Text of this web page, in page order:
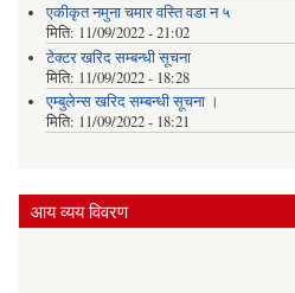
एकीकृत नमुना चमार वस्ति वडा न ५
मिति: 11/09/2022 - 21:02
टेक्टर खरिद सम्बन्धी सूचना
मिति: 11/09/2022 - 18:28
एम्बुलेन्स खरिद सम्बन्धी सूचना ।
मिति: 11/09/2022 - 18:21
आय व्यय विवरण